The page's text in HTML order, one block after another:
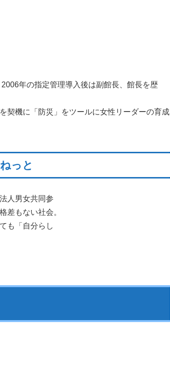
年の指定管理導入後は副館長、館長を歴
契機に「防災」をツールに女性リーダーの育成
っと
人男女共同参
差もない社会。
も「自分らし